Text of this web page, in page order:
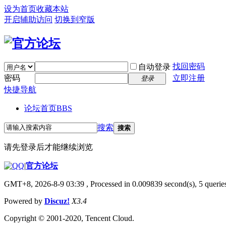
设为首页收藏本站
开启辅助访问 切换到窄版
自动登录 找回密码
密码
登录
立即注册
快捷导航
论坛首页BBS
搜索 搜索
请先登录后才能继续浏览
|官方论坛
GMT+8, 2026-8-9 03:39 , Processed in 0.009839 second(s), 5
Powered by Discuz! X3.4
Copyright © 2001-2020, Tencent Cloud.